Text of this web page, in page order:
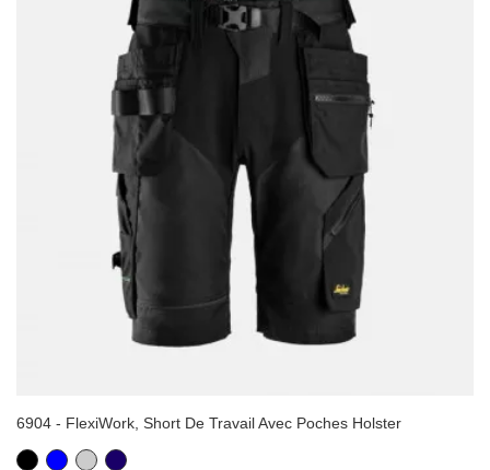
6904 - FlexiWork, Short De Travail Avec Poches Holster
Noir BleuGris Bleu